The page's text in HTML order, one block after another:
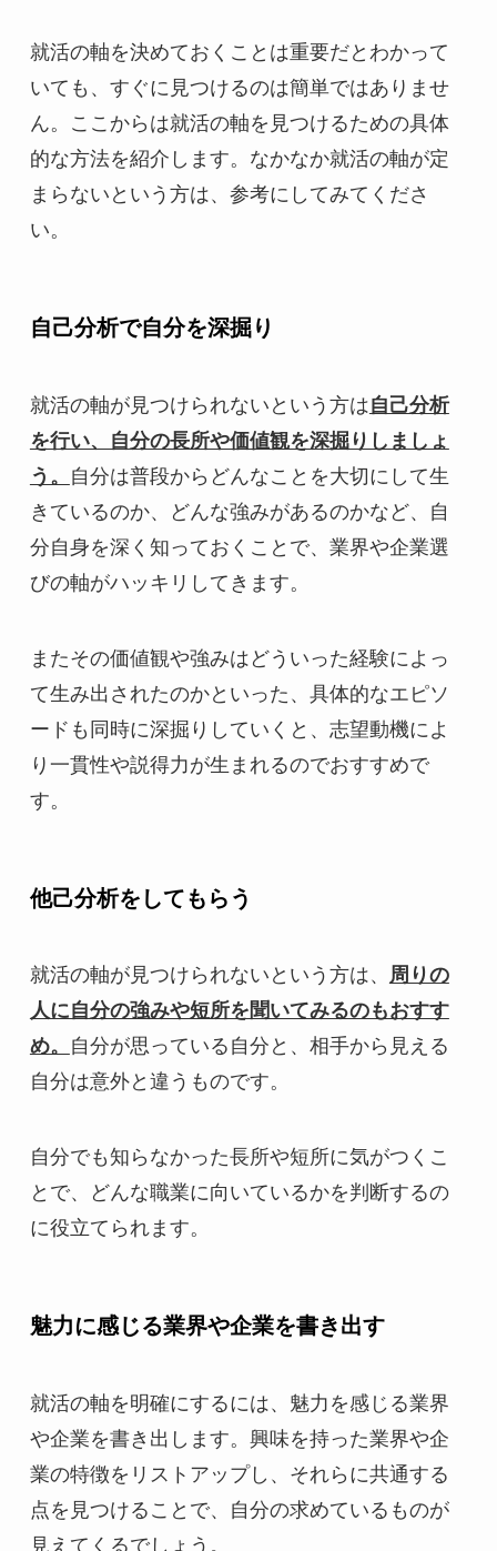
就活の軸を決めておくことは重要だとわかって
いても、すぐに見つけるのは簡単ではありませ
ん。ここからは就活の軸を見つけるための具体
的な方法を紹介します。なかなか就活の軸が定
まらないという方は、参考にしてみてくださ
い。
自己分析で自分を深掘り
就活の軸が見つけられないという方は自己分析
を行い、自分の長所や価値観を深掘りしましょ
う。
自分は普段からどんなことを大切にして生
きているのか、どんな強みがあるのかなど、自
分自身を深く知っておくことで、業界や企業選
びの軸がハッキリしてきます。
またその価値観や強みはどういった経験によっ
て生み出されたのかといった、具体的なエピソ
ードも同時に深掘りしていくと、志望動機によ
り一貫性や説得力が生まれるのでおすすめで
す。
他己分析をしてもらう
就活の軸が見つけられないという方は、 周りの
人に自分の強みや短所を聞いてみるのもおすす
め。
自分が思っている自分と、相手から見える
自分は意外と違うものです。
自分でも知らなかった長所や短所に気がつくこ
とで、どんな職業に向いているかを判断するの
に役立てられます。
魅力に感じる業界や企業を書き出す
就活の軸を明確にするには、魅力を感じる業界
や企業を書き出します。興味を持った業界や企
業の特徴をリストアップし、それらに共通する
点を見つけることで、自分の求めているものが
見えてくるでしょう。